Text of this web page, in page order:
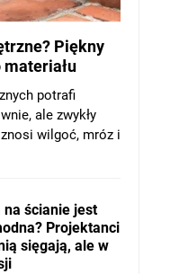
Piękny
potrafi
ale zwykły
wilgoć, mróz i
na ścianie jest
Projektanci
sięgają, ale w